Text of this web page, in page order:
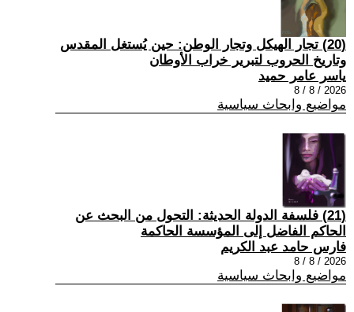
(20) تجار الهيكل وتجار الوطن: حين يُستغل المقدس
وتاريخ الحروب لتبرير خراب الأوطان
ياسر عامر حميد
2026 / 8 / 8
مواضيع وابحاث سياسية
(21) فلسفة الدولة الحديثة: التحول من البحث عن
الحاكم الفاضل إلى المؤسسة الحاكمة
فارس حامد عبد الكريم
2026 / 8 / 8
مواضيع وابحاث سياسية